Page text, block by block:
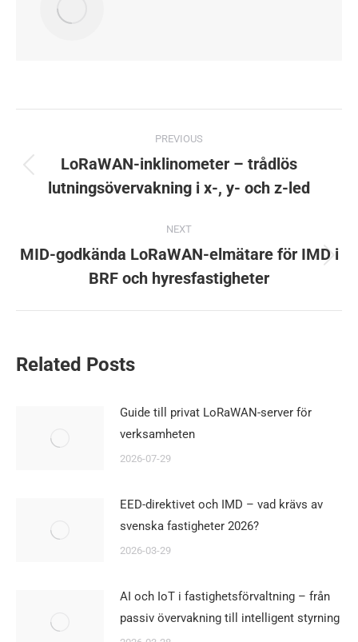
navigation
PREVIOUS
Previous
post:
LoRaWAN-inklinometer – trådlös
lutningsövervakning i x-, y- och z-led
NEXT
Next
post:
MID-godkända LoRaWAN-elmätare för IMD i
BRF och hyresfastigheter
Related Posts
Guide till privat LoRaWAN-server för
verksamheten
2026-07-29
EED-direktivet och IMD – vad krävs av
svenska fastigheter 2026?
2026-03-29
AI och IoT i fastighetsförvaltning – från
passiv övervakning till intelligent styrning